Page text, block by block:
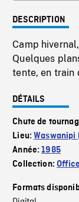
DESCRIPTION
Camp
Quelques
tente, en train
DÉTAILS
Chute de
Lieu:Waswanipi
Année:1985
Collection:
Formats